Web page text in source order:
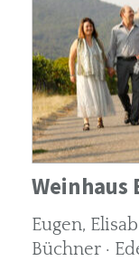
Weinhaus
Eugen,
Büchner ·